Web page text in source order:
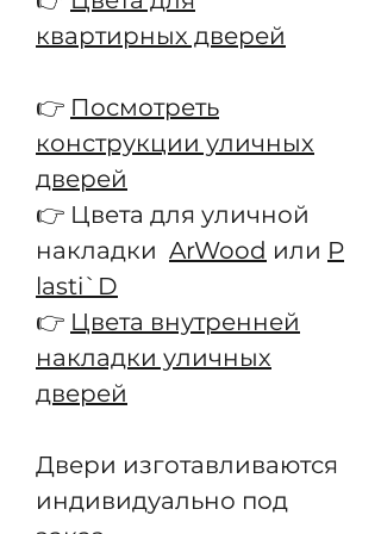
квартирных дверей
👉 Посмотреть
конструкции уличных
дверей
👉 Цвета для уличной
накладки ArWood или P
lasti`D
👉 Цвета внутренней
накладки уличных
дверей
Двери изготавливаются
индивидуально под